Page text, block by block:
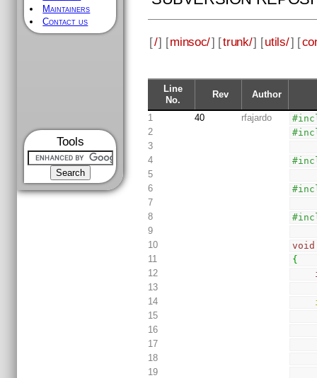
Maintainers
Contact us
Tools
[/] [minsoc/] [trunk/] [utils/] [
Line
No.
Rev Author
1 40 rfajardo
2
3
4
5
6
7
8
9
10
void
11
{
12
13
14
15
16
17
18
19